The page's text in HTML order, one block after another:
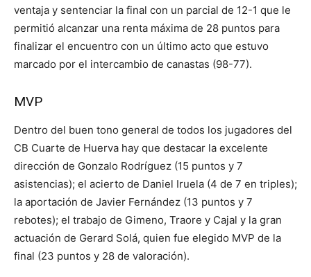
ventaja y sentenciar la final con un parcial de 12-1 que le
permitió alcanzar una renta máxima de 28 puntos para
finalizar el encuentro con un último acto que estuvo
marcado por el intercambio de canastas (98-77).
MVP
Dentro del buen tono general de todos los jugadores del
CB Cuarte de Huerva hay que destacar la excelente
dirección de Gonzalo Rodríguez (15 puntos y 7
asistencias); el acierto de Daniel Iruela (4 de 7 en triples);
la aportación de Javier Fernández (13 puntos y 7
rebotes); el trabajo de Gimeno, Traore y Cajal y la gran
actuación de Gerard Solá, quien fue elegido MVP de la
final (23 puntos y 28 de valoración).